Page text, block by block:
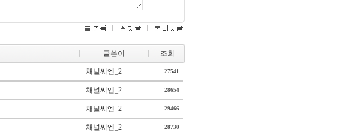
글쓴이 조회
채널씨엔_2 27541
채널씨엔_2 28654
채널씨엔_2 29466
채널씨엔_2 28730